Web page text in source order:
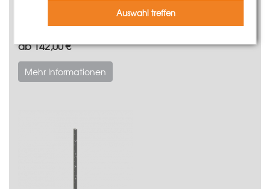
ab 142,00 €
Mehr Informationen
Auswahl treffen